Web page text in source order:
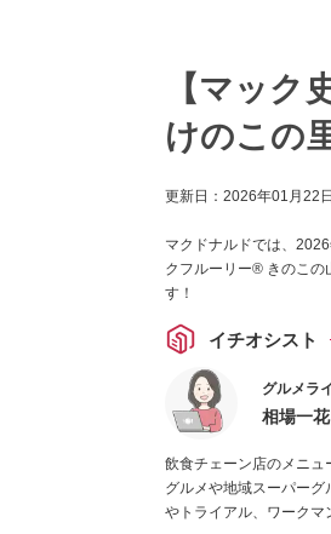
【マック
けのこの
更新日： 2026年01月22日
マクドナルドでは、
クフルーリー® きのこの
す！
イチオシスト
グルメラ
相場一花
飲食チェーン店のメニ
グルメや地域スーパーグ
やトライアル、ワーク